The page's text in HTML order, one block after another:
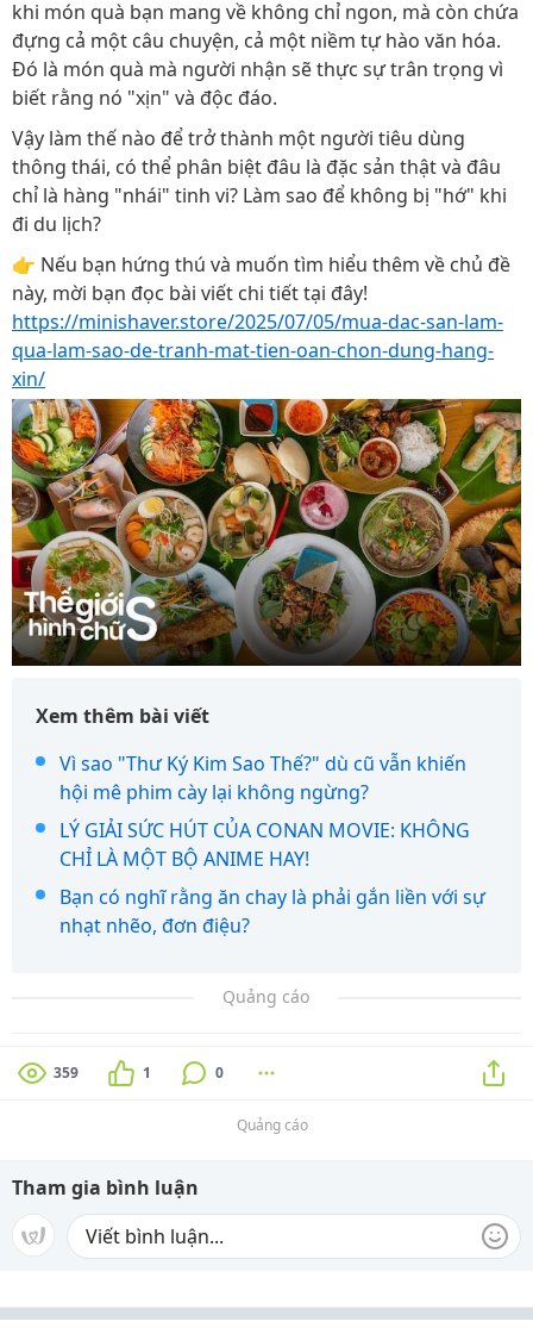
khi món quà bạn mang về không chỉ ngon, mà còn chứa
đựng cả một câu chuyện, cả một niềm tự hào văn hóa.
Đó là món quà mà người nhận sẽ thực sự trân trọng vì
biết rằng nó "xịn" và độc đáo.
Vậy làm thế nào để trở thành một người tiêu dùng
thông thái, có thể phân biệt đâu là đặc sản thật và đâu
chỉ là hàng "nhái" tinh vi? Làm sao để không bị "hớ" khi
đi du lịch?
👉 Nếu bạn hứng thú và muốn tìm hiểu thêm về chủ đề
này, mời bạn đọc bài viết chi tiết tại đây!
https://minishaver.store/2025/07/05/mua-dac-san-lam-
qua-lam-sao-de-tranh-mat-tien-oan-chon-dung-hang-
xin/
Xem thêm bài viết
Vì sao "Thư Ký Kim Sao Thế?" dù cũ vẫn khiến
hội mê phim cày lại không ngừng?
LÝ GIẢI SỨC HÚT CỦA CONAN MOVIE: KHÔNG
CHỈ LÀ MỘT BỘ ANIME HAY!
Bạn có nghĩ rằng ăn chay là phải gắn liền với sự
nhạt nhẽo, đơn điệu?
Quảng cáo
359 1 0
Quảng cáo
Tham gia bình luận